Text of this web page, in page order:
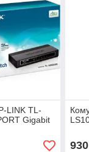
LINK TL-
Gigabit